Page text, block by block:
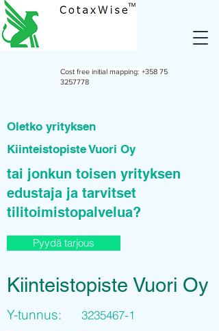
Cost free initial mapping: +358 75
3257778
Oletko yrityksen
Kiinteistopiste Vuori Oy
tai jonkun toisen yrityksen
edustaja ja tarvitset
tilitoimistopalvelua?
Pyydä tarjous
Kiinteistopiste Vuori Oy
Y-tunnus:
3235467-1